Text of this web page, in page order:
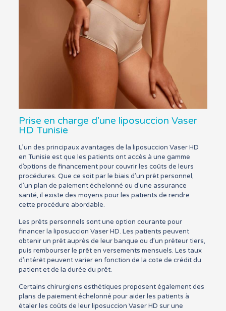
Prise en charge d’une liposuccion Vaser
HD Tunisie
L’un des principaux avantages de la liposuccion Vaser HD
en Tunisie est que les patients ont accès à une gamme
d’options de financement pour couvrir les coûts de leurs
procédures. Que ce soit par le biais d’un prêt personnel,
d’un plan de paiement échelonné ou d’une assurance
santé, il existe des moyens pour les patients de rendre
cette procédure abordable.
Les prêts personnels sont une option courante pour
financer la liposuccion Vaser HD. Les patients peuvent
obtenir un prêt auprès de leur banque ou d’un prêteur tiers,
puis rembourser le prêt en versements mensuels. Les taux
d’intérêt peuvent varier en fonction de la cote de crédit du
patient et de la durée du prêt.
Certains chirurgiens esthétiques proposent également des
plans de paiement échelonné pour aider les patients à
étaler les coûts de leur liposuccion Vaser HD sur une